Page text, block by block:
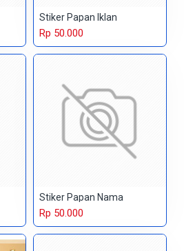
Stiker Papan Iklan
Rp 50.000
Stiker Papan Nama
Rp 50.000